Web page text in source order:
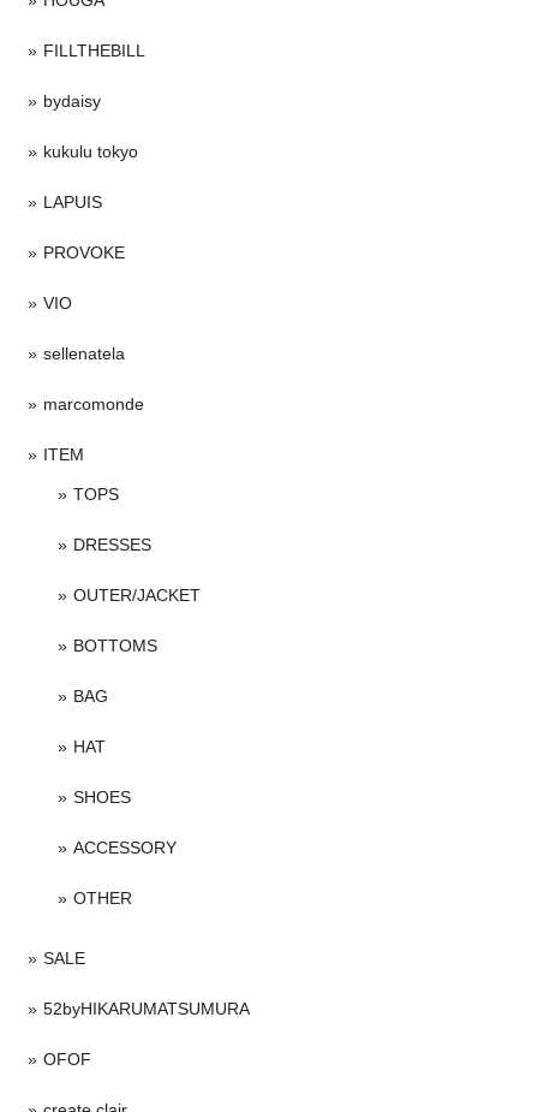
FILLTHEBILL
bydaisy
kukulu tokyo
LAPUIS
PROVOKE
VIO
sellenatela
marcomonde
ITEM
TOPS
DRESSES
OUTER/JACKET
BOTTOMS
BAG
HAT
SHOES
ACCESSORY
OTHER
SALE
52byHIKARUMATSUMURA
OFOF